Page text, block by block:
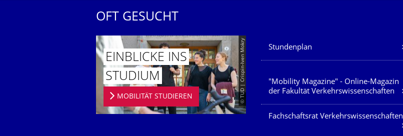
OFT GESUCHT
© TUD | Crispin-Iven Mokry
EINBLICKE INS
STUDIUM
MOBILITÄT STUDIEREN
Unsere Dienste
Stundenplan
"Mobility Magazine" - Online-Magazin
der Fakultät Verkehrswissenschaften
Fachschaftsrat Verkehrswissenschaften